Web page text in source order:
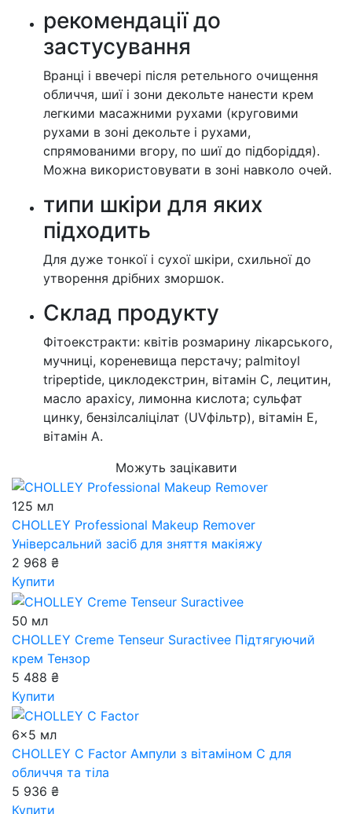
рекомендації до
застусування
Вранці і ввечері після ретельного очищення
обличчя, шиї і зони декольте нанести крем
легкими масажними рухами (круговими
рухами в зоні декольте і рухами,
спрямованими вгору, по шиї до підборіддя).
Можна використовувати в зоні навколо очей.
типи шкіри для яких
підходить
Для дуже тонкої і сухої шкіри, схильної до
утворення дрібних зморшок.
Cклад продукту
Фітоекстракти: квітів розмарину лікарського,
мучниці, кореневища перстачу; palmitoyl
tripeptide, циклодекстрин, вітамін С, лецитин,
масло арахісу, лимонна кислота; сульфат
цинку, бензілсаліцілат (UVфільтр), вітамін Е,
вітамін А.
Можуть зацікавити
125 мл
CHOLLEY Professional Makeup Remover
Універсальний засіб для зняття макіяжу
2 968 ₴
Купити
50 мл
CHOLLEY Creme Tenseur Suractivee Підтягуючий
крем Тензор
5 488 ₴
Купити
6x5 мл
CHOLLEY C Factor Ампули з вітаміном С для
обличчя та тіла
5 936 ₴
Купити